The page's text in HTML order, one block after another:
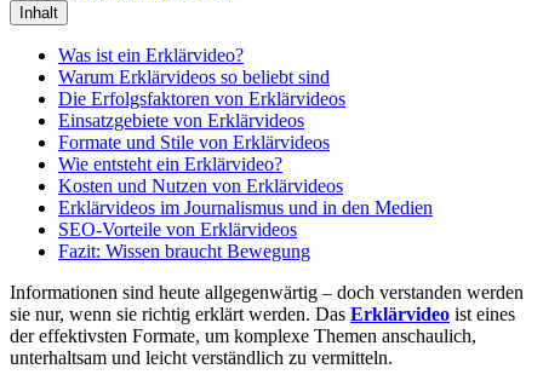
Inhalt
Was ist ein Erklärvideo?
Warum Erklärvideos so beliebt sind
Die Erfolgsfaktoren von Erklärvideos
Einsatzgebiete von Erklärvideos
Formate und Stile von Erklärvideos
Wie entsteht ein Erklärvideo?
Kosten und Nutzen von Erklärvideos
Erklärvideos im Journalismus und in den Medien
SEO-Vorteile von Erklärvideos
Fazit: Wissen braucht Bewegung
Informationen sind heute allgegenwärtig – doch verstanden werden
sie nur, wenn sie richtig erklärt werden. Das Erklärvideo ist eines
der effektivsten Formate, um komplexe Themen anschaulich,
unterhaltsam und leicht verständlich zu vermitteln.